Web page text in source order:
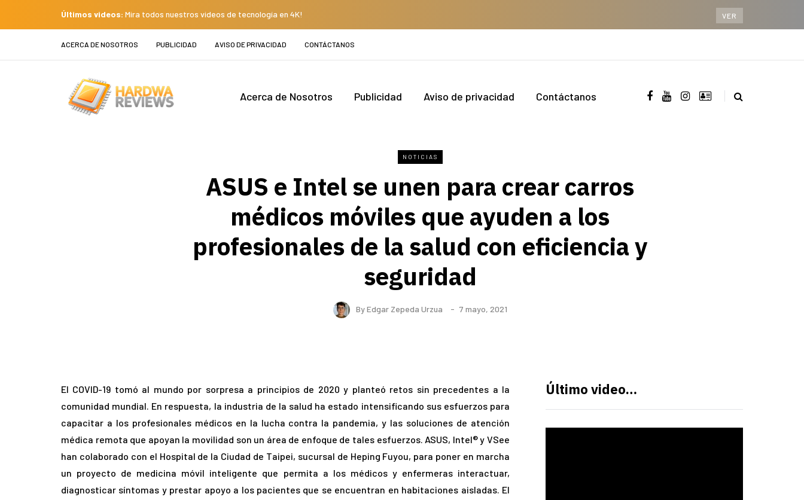
Últimos videos: Mira todos nuestros videos de tecnología en 4K! VER
ACERCA DE NOSOTROS PUBLICIDAD AVISO DE PRIVACIDAD CONTÁCTANOS
Acerca de Nosotros Publicidad Aviso de privacidad Contáctanos
NOTICIAS
ASUS e Intel se unen para crear carros
médicos móviles que ayuden a los
profesionales de la salud con eficiencia y
seguridad
ByEdgar Zepeda Urzua 7 mayo, 2021
El COVID-19 tomó al mundo por sorpresa a principios de 2020 y planteó retos sin precedentes a la
comunidad mundial. En respuesta, la industria de la salud ha estado intensificando sus esfuerzos para
capacitar a los profesionales médicos en la lucha contra la pandemia, y las soluciones de atención
médica remota que apoyan la movilidad son un área de enfoque de tales esfuerzos. ASUS, Intel® y VSee
han colaborado con el Hospital de la Ciudad de Taipei, sucursal de Heping Fuyou, para poner en marcha
un proyecto de medicina móvil inteligente que permita a los médicos y enfermeras interactuar,
diagnosticar síntomas y prestar apoyo a los pacientes que se encuentran en habitaciones aisladas. El
Último video…